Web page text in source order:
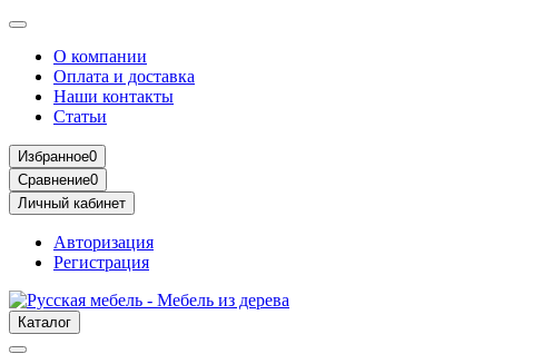
О компании
Оплата и доставка
Наши контакты
Статьи
Избранное0
Сравнение0
Личный кабинет
Авторизация
Регистрация
Каталог